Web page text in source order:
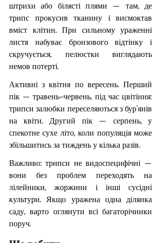
штрихи або білясті плями — там, де
трипс прокусив тканину і висмоктав
вміст клітин. При сильному ураженні
листя набуває бронзового відтінку і
скручується, пелюстки виглядають
немов потерті.
Активні з квітня по вересень. Перший
пік — травень–червень, під час цвітіння:
трипси залюбки переселяються з бур'янів
на квіти. Другий пік — серпень, у
спекотне сухе літо, коли популяція може
збільшитись за тиждень у кілька разів.
Важливо: трипси не видоспецифічні —
вони без проблем переходять на
лілейники, жоржини і інші сусідні
культури. Якщо уражена одна ділянка
саду, варто оглянути всі багаторічники
поруч.